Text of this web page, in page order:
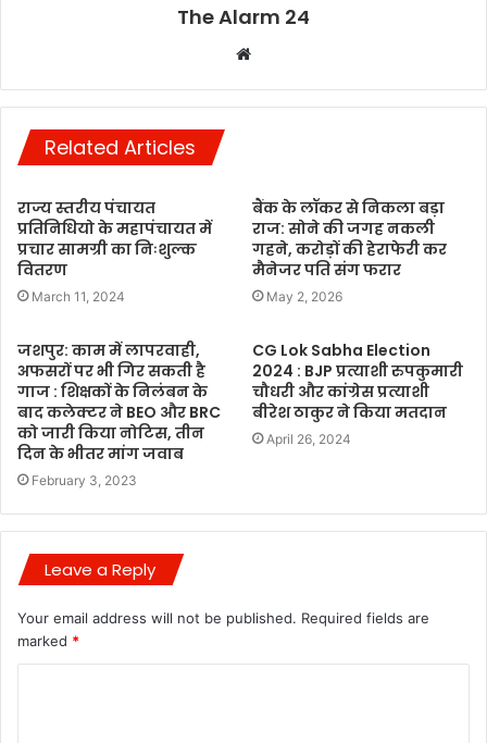
The Alarm 24
Website
Related Articles
राज्य स्तरीय पंचायत
प्रतिनिधियो के महापंचायत में
प्रचार सामग्री का निःशुल्क
वितरण
March 11, 2024
बैंक के लॉकर से निकला बड़ा
राज: सोने की जगह नकली
गहने, करोड़ों की हेराफेरी कर
मैनेजर पति संग फरार
May 2, 2026
जशपुर: काम में लापरवाही,
अफसरों पर भी गिर सकती है
गाज : शिक्षकों के निलंबन के
बाद कलेक्टर ने BEO और BRC
को जारी किया नोटिस, तीन
दिन के भीतर मांग जवाब
February 3, 2023
CG Lok Sabha Election
2024 : BJP प्रत्याशी रुपकुमारी
चौधरी और कांग्रेस प्रत्याशी
बीरेश ठाकुर ने किया मतदान
April 26, 2024
Leave a Reply
Your email address will not be published. Required fields are
marked *